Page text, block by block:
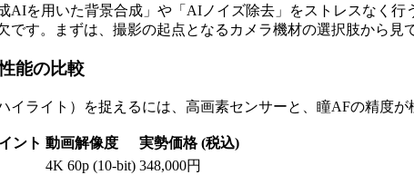
AIを用いた背景合成」や「AIノイズ除去」をストレスなく行
す。まずは、撮影の起点となるカメラ機材の選択肢から見
能の比較
イライト）を捉えるには、高画素センサーと、瞳AFの精度が
ント 動画解像度
実勢価格 (税込)
4K 60p (10-bit) 348,000円